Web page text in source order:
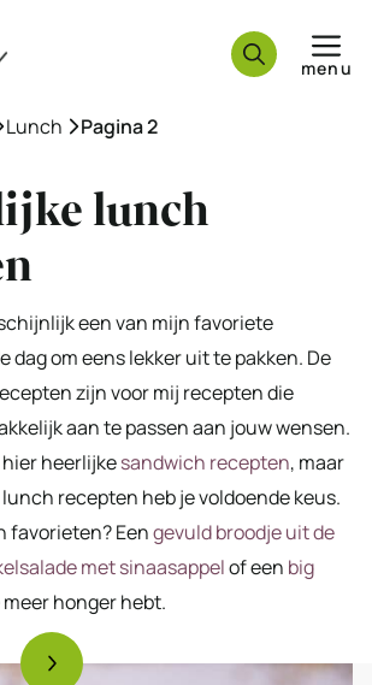
menu
Lunch »Pagina 2
lunch
een van mijn favoriete
dag om eens lekker uit te pakken. De
zijn voor mij recepten die
aan te passen aan jouw wensen.
heerlijkesandwich recepten, maar
recepten heb je voldoende keus.
favorieten? Eengevuld broodje uit de
met sinaasappelof een big
meer honger hebt.